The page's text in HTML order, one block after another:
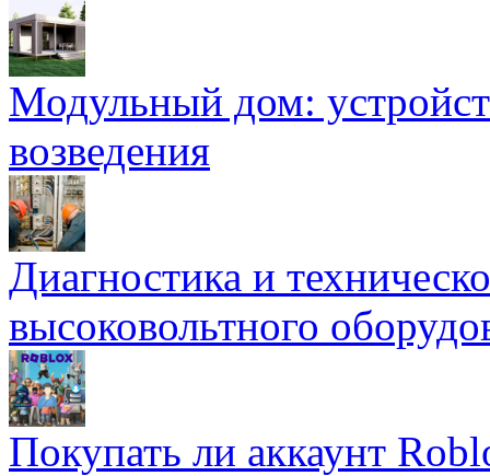
Модульный дом:
возведения
Диагностика и
высоковольтного
Покупать ли аккаунт